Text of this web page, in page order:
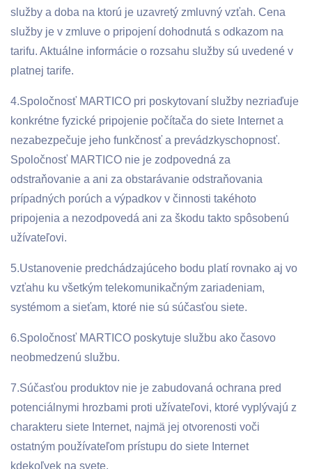
služby a doba na ktorú je uzavretý zmluvný vzťah. Cena
služby je v zmluve o pripojení dohodnutá s odkazom na
tarifu. Aktuálne informácie o rozsahu služby sú uvedené v
platnej tarife.
4.Spoločnosť MARTICO pri poskytovaní služby nezriaďuje
konkrétne fyzické pripojenie počítača do siete Internet a
nezabezpečuje jeho funkčnosť a prevádzkyschopnosť.
Spoločnosť MARTICO nie je zodpovedná za
odstraňovanie a ani za obstarávanie odstraňovania
prípadných porúch a výpadkov v činnosti takéhoto
pripojenia a nezodpovedá ani za škodu takto spôsobenú
užívateľovi.
5.Ustanovenie predchádzajúceho bodu platí rovnako aj vo
vzťahu ku všetkým telekomunikačným zariadeniam,
systémom a sieťam, ktoré nie sú súčasťou siete.
6.Spoločnosť MARTICO poskytuje službu ako časovo
neobmedzenú službu.
7.Súčasťou produktov nie je zabudovaná ochrana pred
potenciálnymi hrozbami proti užívateľovi, ktoré vyplývajú z
charakteru siete Internet, najmä jej otvorenosti voči
ostatným používateľom prístupu do siete Internet
kdekoľvek na svete.